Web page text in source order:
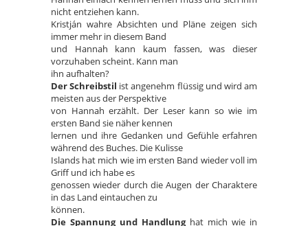
nicht entziehen kann.
Kristján wahre Absichten und Pläne zeigen sich
immer mehr in diesem Band
und Hannah kann kaum fassen, was dieser
vorzuhaben scheint. Kann man
ihn aufhalten?
Der Schreibstil ist angenehm flüssig und wird am
meisten aus der Perspektive
von Hannah erzählt. Der Leser kann so wie im
ersten Band sie näher kennen
lernen und ihre Gedanken und Gefühle erfahren
während des Buches. Die Kulisse
Islands hat mich wie im ersten Band wieder voll im
Griff und ich habe es
genossen wieder durch die Augen der Charaktere
in das Land eintauchen zu
können.
Die Spannung und Handlung hat mich wie in